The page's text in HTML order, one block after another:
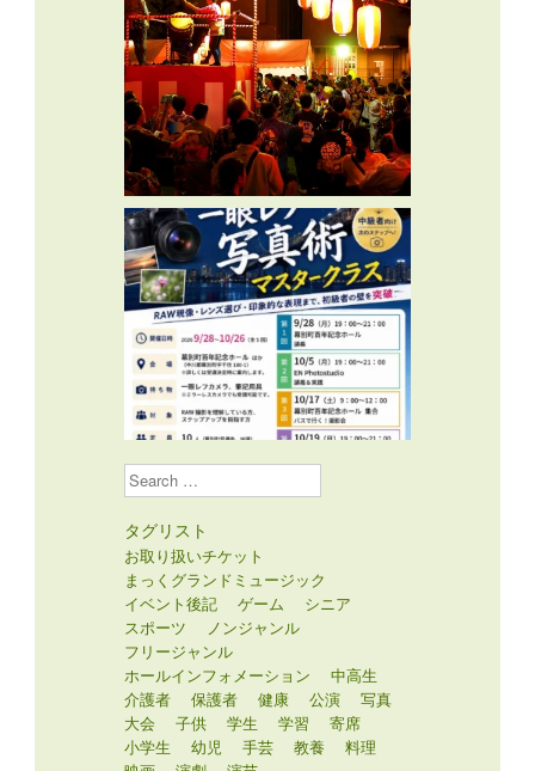
Search
タグリスト
お取り扱いチケット
まっくグランドミュージック
イベント後記
ゲーム
シニア
スポーツ
ノンジャンル
フリージャンル
ホールインフォメーション
中高生
介護者
保護者 健康 公演
写真
大会
子供 学生 学習
寄席
小学生
幼児 手芸 教養
料理